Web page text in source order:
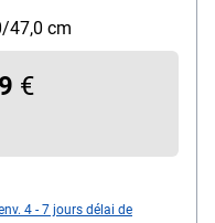
et poignée,
: 39 / 26 / 47 cm,
de pilote
47,0 cm
€
4 - 7 jours délai de